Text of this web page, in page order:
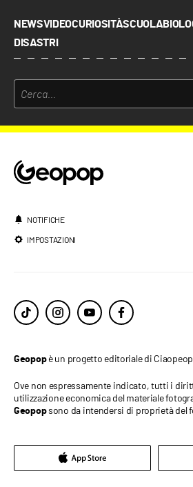
NEWSVIDEOCURIOSITÀSCUOLA
DISASTRI
NOTIFICHE
IMPOSTAZIONI
Geopopè un progetto editoriale di
Ove non espressamente indicato, tutti i
utilizzazione economica del materiale
Geopopsono da intendersi di proprietà del